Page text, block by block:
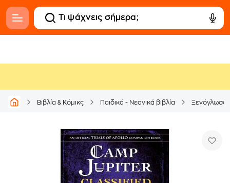
Βιβλία & Κόμικς Παιδικά - Νεανικά βιβλία